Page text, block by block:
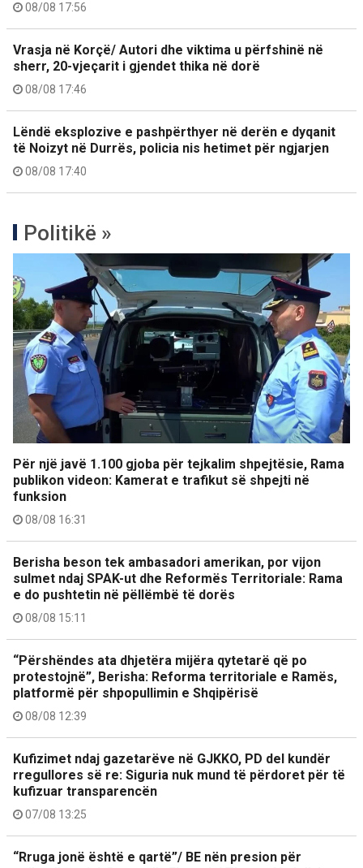
08/08 17:56
Vrasja në Korçë/ Autori dhe viktima u përfshinë në
sherr, 20-vjeçarit i gjendet thika në dorë
08/08 17:46
Lëndë eksplozive e pashpërthyer në derën e dyqanit
të Noizyt në Durrës, policia nis hetimet për ngjarjen
08/08 17:40
Politikë »
Për një javë 1.100 gjoba për tejkalim shpejtësie, Rama
publikon videon: Kamerat e trafikut së shpejti në
funksion
08/08 16:31
Berisha beson tek ambasadori amerikan, por vijon
sulmet ndaj SPAK-ut dhe Reformës Territoriale: Rama
e do pushtetin në pëllëmbë të dorës
08/08 15:11
“Përshëndes ata dhjetëra mijëra qytetarë që po
protestojnë”, Berisha: Reforma territoriale e Ramës,
platformë për shpopullimin e Shqipërisë
08/08 12:39
Kufizimet ndaj gazetarëve në GJKKO, PD del kundër
rregullores së re: Siguria nuk mund të përdoret për të
kufizuar transparencën
07/08 13:25
“Rruga jonë është e qartë”/ BE nën presion për